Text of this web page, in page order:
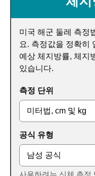
미국 해군 둘레 측정
요. 측정값을 정확히
예상 체지방률, 체지
있습니다.
측정 단위
공식 유형
사용하려는 신체 측정